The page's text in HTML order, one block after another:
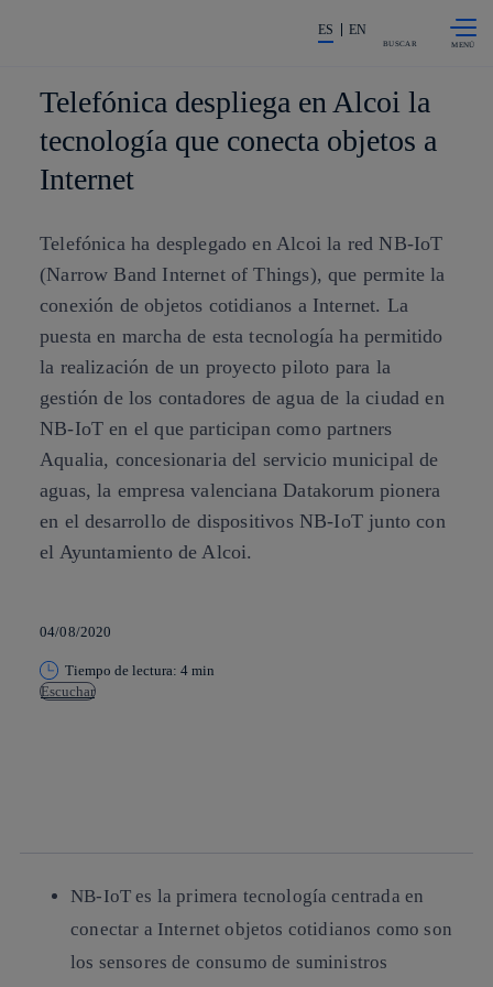
La acción en accionistas e
ES EN
BUSCAR
Telefónica despliega en Alcoi la
tecnología que conecta objetos a
Internet
Telefónica ha desplegado en Alcoi la red NB-IoT
(Narrow Band Internet of Things), que permite la
conexión de objetos cotidianos a Internet. La
puesta en marcha de esta tecnología ha permitido
la realización de un proyecto piloto para la
gestión de los contadores de agua de la ciudad en
NB-IoT en el que participan como partners
Aqualia, concesionaria del servicio municipal de
aguas, la empresa valenciana Datakorum pionera
en el desarrollo de dispositivos NB-IoT junto con
el Ayuntamiento de Alcoi.
04/08/2020
Tiempo de lectura: 4 min
Escuchar
NB-IoT es la primera tecnología centrada en
conectar a Internet objetos cotidianos como son
los sensores de consumo de suministros